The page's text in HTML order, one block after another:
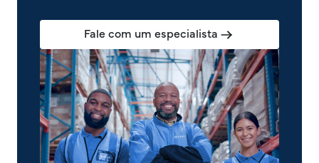
Fale com um especialista